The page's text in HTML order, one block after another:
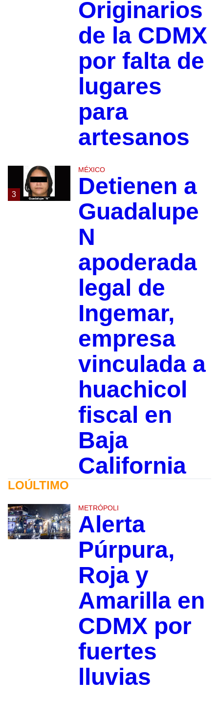
Originarios
de la CDMX
por falta de
lugares
para
artesanos
3
MÉXICO
Detienen a
Guadalupe
N
apoderada
legal de
Ingemar,
empresa
vinculada a
huachicol
fiscal en
Baja
California
LOÚLTIMO
METRÓPOLI
Alerta
Púrpura,
Roja y
Amarilla en
CDMX por
fuertes
lluvias